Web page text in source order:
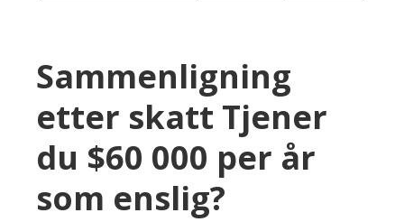
Sammenligning
etter skatt Tjener
du $60 000 per år
som enslig?